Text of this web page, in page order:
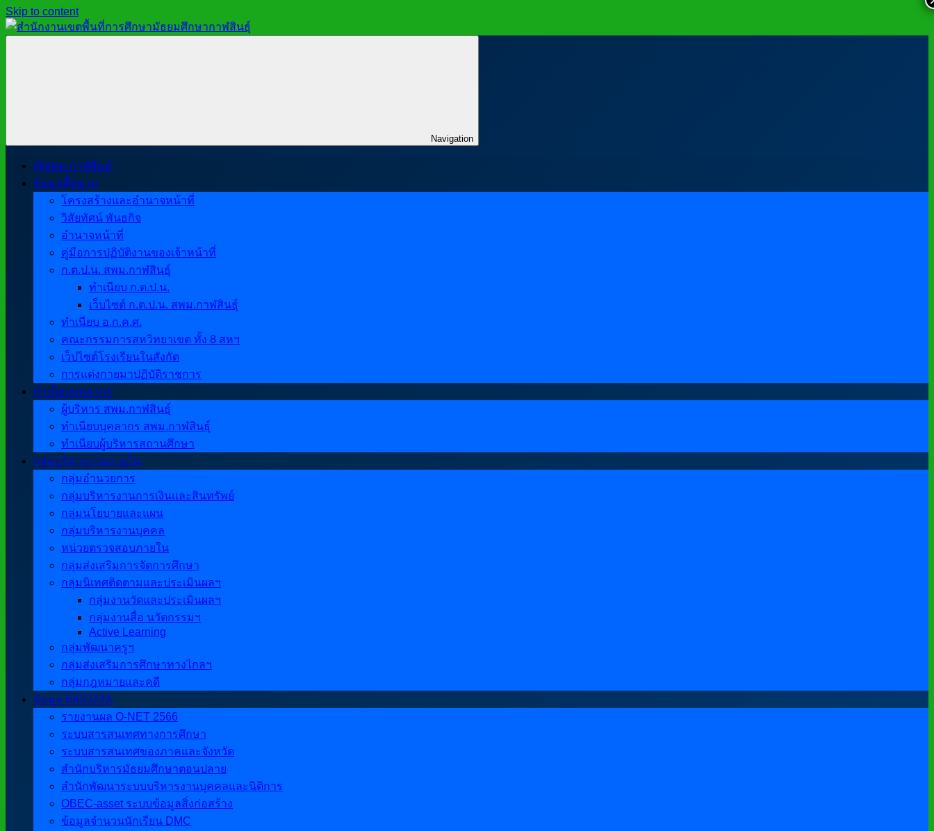
Skip to content
มัธยมศึกษา
กาฬสินธุ์
ศึกษา
มัธยมศึกษา
กาฬสินธุ์
Navigation
@สพม.กาฬสินธุ์
ข้อมูลพื้นฐาน
โครงสร้างและอำนาจหน้าที่
วิสัยทัศน์ พันธกิจ
อำนาจหน้าที่
คู่มือการปฏิบัติงานของเจ้าหน้าที่
ก.ต.ป.น. สพม.กาฬสินธุ์
ทำเนียบ ก.ต.ป.น.
เว็บไซต์ ก.ต.ป.น. สพม.กาฬสินธุ์
ทำเนียบ อ.ก.ค.ศ.
คณะกรรมการสหวิทยาเขต ทั้ง 8 สหฯ
เว็ปไซต์โรงเรียนในสังกัด
การแต่งกายมาปฏิบัติราชการ
ทำเนียบบุคลากร
ผู้บริหาร สพม.กาฬสินธุ์
ทำเนียบบุคลากร สพม.กาฬสินธุ์
ทำเนียบผู้บริหารสถานศึกษา
กลุ่มบริหารงานภายใน
กลุ่มอำนวยการ
กลุ่มบริหารงานการเงินและสินทรัพย์
กลุ่มนโยบายและแผน
กลุ่มบริหารงานบุคคล
หน่วยตรวจสอบภายใน
กลุ่มส่งเสริมการจัดการศึกษา
กลุ่มนิเทศติดตามและประเมินผลฯ
กลุ่มงานวัดและประเมินผลฯ
กลุ่มงานสื่อ นวัตกรรมฯ
Active Learning
กลุ่มพัฒนาครูฯ
กลุ่มส่งเสริมการศึกษาทางไกลฯ
กลุ่มกฎหมายและคดี
ข้อมูล BIGDATA
รายงานผล O-NET 2566
ระบบสารสนเทศทางการศึกษา
ระบบสารสนเทศของภาคและจังหวัด
สำนักบริหารมัธยมศึกษาตอนปลาย
สำนักพัฒนาระบบบริหารงานบุคคลและนิติการ
OBEC-asset ระบบข้อมูลสิ่งก่อสร้าง
ข้อมูลจำนวนนักเรียน DMC